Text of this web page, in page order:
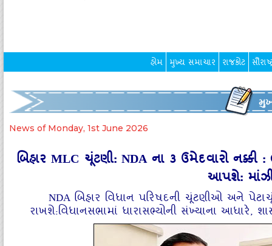
હોમ મુખ્ય સમાચાર રાજકોટ
News of Monday, 1st June 2026
બિહાર MLC ચૂંટણી: NDA ના 3 ઉમેદવારો
આપશે:
NDA બિહાર વિધાન પરિષદની ચૂંટણીઓ અને
રાખશે:વિધાનસભામાં ધારાસભ્યોની સંખ્યાના આધારે,